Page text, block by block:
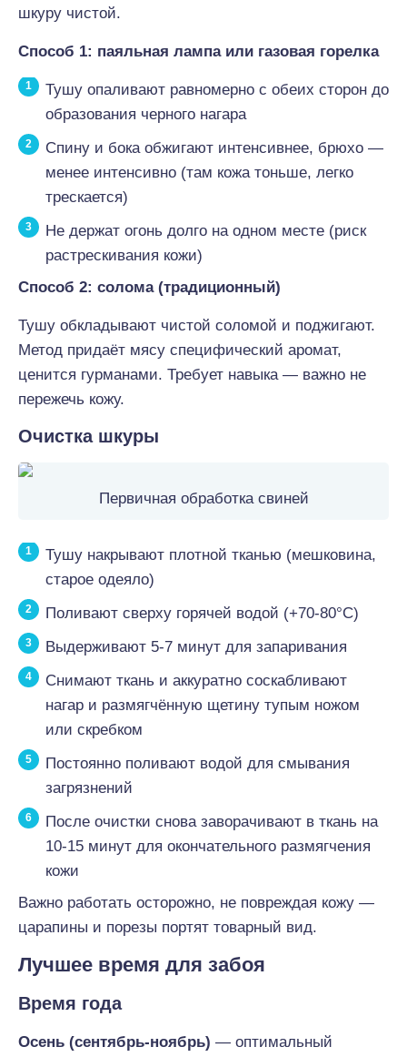
шкуру чистой.
Способ 1: паяльная лампа или газовая горелка
Тушу опаливают равномерно с обеих сторон до
образования черного нагара
Спину и бока обжигают интенсивнее, брюхо —
менее интенсивно (там кожа тоньше, легко
трескается)
Не держат огонь долго на одном месте (риск
растрескивания кожи)
Способ 2: солома (традиционный)
Тушу обкладывают чистой соломой и поджигают.
Метод придаёт мясу специфический аромат,
ценится гурманами. Требует навыка — важно не
пережечь кожу.
Очистка шкуры
Первичная обработка свиней
Тушу накрывают плотной тканью (мешковина,
старое одеяло)
Поливают сверху горячей водой (+70-80°C)
Выдерживают 5-7 минут для запаривания
Снимают ткань и аккуратно соскабливают
нагар и размягчённую щетину тупым ножом
или скребком
Постоянно поливают водой для смывания
загрязнений
После очистки снова заворачивают в ткань на
10-15 минут для окончательного размягчения
кожи
Важно работать осторожно, не повреждая кожу —
царапины и порезы портят товарный вид.
Лучшее время для забоя
Время года
Осень (сентябрь-ноябрь) — оптимальный